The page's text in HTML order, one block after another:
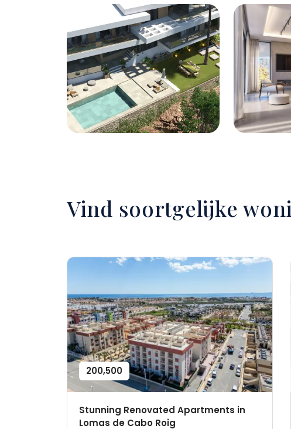
Vind soortgelijke
200,500
Stunning Renovated Apartments in
Lomas de Cabo Roig